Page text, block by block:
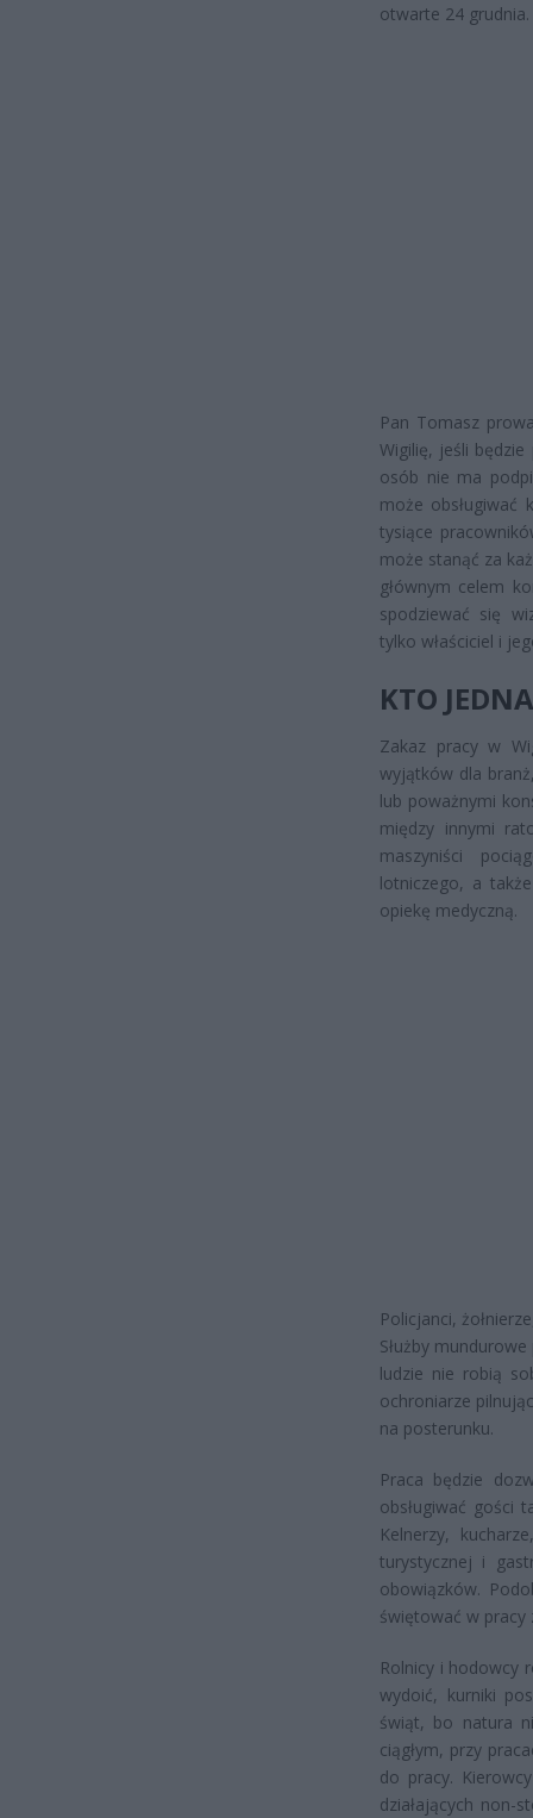
otwarte 24 grudnia.
Pan Tomasz
Wigilię, jeśli
osób nie ma
może obsługiwać
tysiące
może stanąć za
głównym celem
spodziewać się
tylko właściciel i
KTO
Zakaz pracy w
wyjątków dla
lub poważnymi
między innymi
maszyniści
lotniczego, a
opiekę medyczną.
Policjanci,
Służby
ludzie nie robią
ochroniarze
na posterunku.
Praca będzie
obsługiwać gości
Kelnerzy,
turystycznej i
obowiązków.
świętować w
Rolnicy i hodowcy
wydoić, kurniki
świąt, bo natura
ciągłym, przy
do pracy.
działających non-